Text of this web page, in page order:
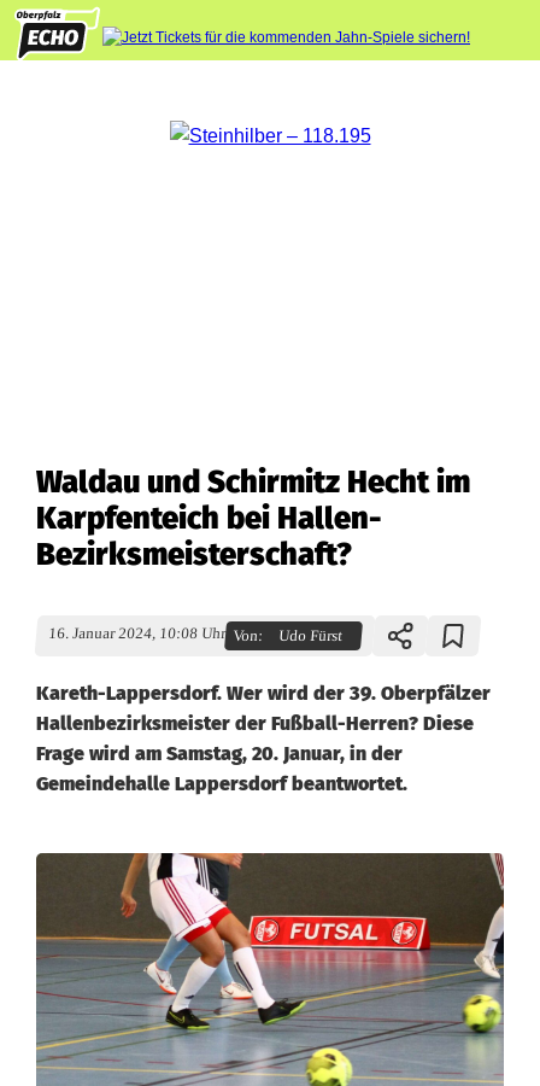
Waldau und Schirmitz Hecht im
Karpfenteich bei Hallen-
Bezirksmeisterschaft?
16. Januar 2024, 10:08 Uhr Von: Udo Fürst
Kareth-Lappersdorf. Wer wird der 39. Oberpfälzer
Hallenbezirksmeister der Fußball-Herren? Diese
Frage wird am Samstag, 20. Januar, in der
Gemeindehalle Lappersdorf beantwortet.
l
d
a